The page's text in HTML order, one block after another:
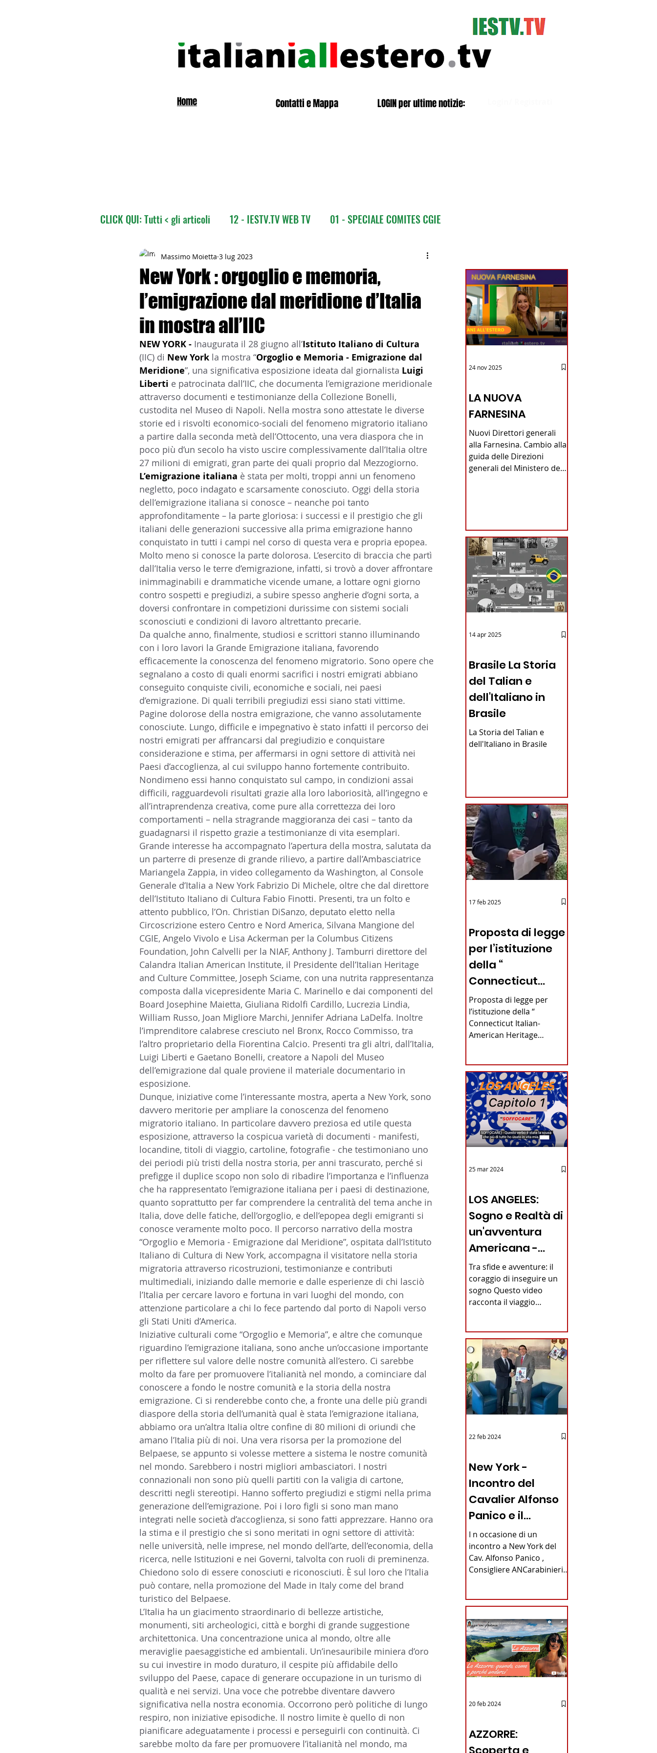
Home Contatti e Mappa LOGIN per ultime notizie:
CLICK QUI: Tutti < gli articoli 12 - IESTV.TV WEB TV 01 - SPECIALE COMITES CGIE
02 - TURISMO DELLE RADICI 03 - ITALIANI ALL'ESTERO 03 bis - Giro del Mondo
04 - ITALIANI ALL'ESTERO Europa 05 - ITALIANI ALL'ESTERO Africa
06 - ITALIANI ALL'ESTERO Asia 07 - ITALIANI ALL'ESTERO Australia
08 - ITALIANI IN OCEANIA 09 - ITALIANI ALL'ESTERO Nord Amer
11 - ITALIANI ALL'ESTERO Sud Amer 13 - ISTITUZIONI
14 - IIC IST. ITALIANO CULTURA 15 - AMBASCIATE CONSOLATI 16 - FARNESINA
17 - ASSOCIAZIONI 18 - MAPPE ITALIANI ALL'ESTERO 19 - EUROPA
20 - AMERICA 21 - AMERICA-CENTRO 22 - AMERICA DEL SUD 23 - AFRICA
24 - ASIA 25 - OCEANIA 26 - POLITICA 28 - PAPPAMONDO.TV
30 - LAVORO 31 - ICE ISTITUTO COMMERCIO ESTERO 32 - MADE IN ITALY
New York : orgoglio e memoria,
l’emigrazione dal meridione d’Italia
in mostra all’IIC
Massimo Moietta 3 lug 2023
NEW YORK - Inaugurata il 28 giugno all’Istituto Italiano di Cultura
(IIC) di New York la mostra “Orgoglio e Memoria - Emigrazione dal
Meridione”, una significativa esposizione ideata dal giornalista Luigi
Liberti e patrocinata dall’IIC, che documenta l’emigrazione meridionale
attraverso documenti e testimonianze della Collezione Bonelli,
custodita nel Museo di Napoli. Nella mostra sono attestate le diverse
storie ed i risvolti economico-sociali del fenomeno migratorio italiano
a partire dalla seconda metà dell’Ottocento, una vera diaspora che in
poco più d’un secolo ha visto uscire complessivamente dall’Italia oltre
27 milioni di emigrati, gran parte dei quali proprio dal Mezzogiorno.
L’emigrazione italiana è stata per molti, troppi anni un fenomeno
negletto, poco indagato e scarsamente conosciuto. Oggi della storia
dell’emigrazione italiana si conosce – neanche poi tanto
approfonditamente – la parte gloriosa: i successi e il prestigio che gli
italiani delle generazioni successive alla prima emigrazione hanno
conquistato in tutti i campi nel corso di questa vera e propria epopea.
Molto meno si conosce la parte dolorosa. L’esercito di braccia che partì
dall’Italia verso le terre d’emigrazione, infatti, si trovò a dover affrontare
inimmaginabili e drammatiche vicende umane, a lottare ogni giorno
contro sospetti e pregiudizi, a subire spesso angherie d’ogni sorta, a
doversi confrontare in competizioni durissime con sistemi sociali
sconosciuti e condizioni di lavoro altrettanto precarie.
Da qualche anno, finalmente, studiosi e scrittori stanno illuminando
con i loro lavori la Grande Emigrazione italiana, favorendo
efficacemente la conoscenza del fenomeno migratorio. Sono opere che
segnalano a costo di quali enormi sacrifici i nostri emigrati abbiano
conseguito conquiste civili, economiche e sociali, nei paesi
d’emigrazione. Di quali terribili pregiudizi essi siano stati vittime.
Pagine dolorose della nostra emigrazione, che vanno assolutamente
conosciute. Lungo, difficile e impegnativo è stato infatti il percorso dei
nostri emigrati per affrancarsi dal pregiudizio e conquistare
considerazione e stima, per affermarsi in ogni settore di attività nei
Paesi d’accoglienza, al cui sviluppo hanno fortemente contribuito.
Nondimeno essi hanno conquistato sul campo, in condizioni assai
difficili, ragguardevoli risultati grazie alla loro laboriosità, all’ingegno e
all’intraprendenza creativa, come pure alla correttezza dei loro
comportamenti – nella stragrande maggioranza dei casi – tanto da
guadagnarsi il rispetto grazie a testimonianze di vita esemplari.
Grande interesse ha accompagnato l’apertura della mostra, salutata da
un parterre di presenze di grande rilievo, a partire dall’Ambasciatrice
Mariangela Zappia, in video collegamento da Washington, al Console
Generale d’Italia a New York Fabrizio Di Michele, oltre che dal direttore
dell’Istituto Italiano di Cultura Fabio Finotti. Presenti, tra un folto e
attento pubblico, l’On. Christian DiSanzo, deputato eletto nella
Circoscrizione estero Centro e Nord America, Silvana Mangione del
CGIE, Angelo Vivolo e Lisa Ackerman per la Columbus Citizens
Foundation, John Calvelli per la NIAF, Anthony J. Tamburri direttore del
Calandra Italian American Institute, il Presidente dell’Italian Heritage
and Culture Committee, Joseph Sciame, con una nutrita rappresentanza
composta dalla vicepresidente Maria C. Marinello e dai componenti del
Board Josephine Maietta, Giuliana Ridolfi Cardillo, Lucrezia Lindia,
William Russo, Joan Migliore Marchi, Jennifer Adriana LaDelfa. Inoltre
l’imprenditore calabrese cresciuto nel Bronx, Rocco Commisso, tra
l’altro proprietario della Fiorentina Calcio. Presenti tra gli altri, dall’Italia,
Luigi Liberti e Gaetano Bonelli, creatore a Napoli del Museo
dell’emigrazione dal quale proviene il materiale documentario in
esposizione.
Dunque, iniziative come l’interessante mostra, aperta a New York, sono
davvero meritorie per ampliare la conoscenza del fenomeno
migratorio italiano. In particolare davvero preziosa ed utile questa
esposizione, attraverso la cospicua varietà di documenti - manifesti,
locandine, titoli di viaggio, cartoline, fotografie - che testimoniano uno
dei periodi più tristi della nostra storia, per anni trascurato, perché si
prefigge il duplice scopo non solo di ribadire l’importanza e l’influenza
che ha rappresentato l’emigrazione italiana per i paesi di destinazione,
quanto soprattutto per far comprendere la centralità del tema anche in
Italia, dove delle fatiche, dell’orgoglio, e dell’epopea degli emigranti si
conosce veramente molto poco. Il percorso narrativo della mostra
“Orgoglio e Memoria - Emigrazione dal Meridione”, ospitata dall’Istituto
Italiano di Cultura di New York, accompagna il visitatore nella storia
migratoria attraverso ricostruzioni, testimonianze e contributi
multimediali, iniziando dalle memorie e dalle esperienze di chi lasciò
l’Italia per cercare lavoro e fortuna in vari luoghi del mondo, con
attenzione particolare a chi lo fece partendo dal porto di Napoli verso
gli Stati Uniti d’America.
Iniziative culturali come “Orgoglio e Memoria”, e altre che comunque
riguardino l’emigrazione italiana, sono anche un’occasione importante
per riflettere sul valore delle nostre comunità all’estero. Ci sarebbe
molto da fare per promuovere l’italianità nel mondo, a cominciare dal
conoscere a fondo le nostre comunità e la storia della nostra
emigrazione. Ci si renderebbe conto che, a fronte una delle più grandi
diaspore della storia dell’umanità qual è stata l’emigrazione italiana,
abbiamo ora un’altra Italia oltre confine di 80 milioni di oriundi che
amano l’Italia più di noi. Una vera risorsa per la promozione del
Belpaese, se appunto si volesse mettere a sistema le nostre comunità
nel mondo. Sarebbero i nostri migliori ambasciatori. I nostri
connazionali non sono più quelli partiti con la valigia di cartone,
descritti negli stereotipi. Hanno sofferto pregiudizi e stigmi nella prima
generazione dell’emigrazione. Poi i loro figli si sono man mano
integrati nelle società d’accoglienza, si sono fatti apprezzare. Hanno ora
la stima e il prestigio che si sono meritati in ogni settore di attività:
nelle università, nelle imprese, nel mondo dell’arte, dell’economia, della
ricerca, nelle Istituzioni e nei Governi, talvolta con ruoli di preminenza.
Chiedono solo di essere conosciuti e riconosciuti. È sul loro che l’Italia
può contare, nella promozione del Made in Italy come del brand
turistico del Belpaese.
L’Italia ha un giacimento straordinario di bellezze artistiche,
monumenti, siti archeologici, città e borghi di grande suggestione
architettonica. Una concentrazione unica al mondo, oltre alle
meraviglie paesaggistiche ed ambientali. Un’inesauribile miniera d’oro
su cui investire in modo duraturo, il cespite più affidabile dello
sviluppo del Paese, capace di generare occupazione in un turismo di
qualità e nei servizi. Una voce che potrebbe diventare davvero
significativa nella nostra economia. Occorrono però politiche di lungo
respiro, non iniziative episodiche. Il nostro limite è quello di non
pianificare adeguatamente i processi e perseguirli con continuità. Ci
sarebbe molto da fare per promuovere l’italianità nel mondo, ma
LA NUOVA
FARNESINA
Nuovi Direttori generali
alla Farnesina. Cambio alla
guida delle Direzioni
generali del Ministero degli
proposte dal ministro
Antonio Tajani . NUOVA
DIREZIONE GENERALE
DELLA FARNESINA
24 nov 2025
Brasile La Storia
del Talian e
dell'Italiano in
Brasile
La Storia del Talian e
dell'Italiano in Brasile
14 apr 2025
Proposta di legge
per l’istituzione
della “
Connecticut
Italian-American
Heritage
Commission”
Connecticut
Proposta di legge per
l’istituzione della “
Connecticut Italian-
American Heritage
Alfonso...
17 feb 2025
LOS ANGELES:
Sogno e Realtà di
un'avventura
Americana -
VIDEO
Tra sfide e avventure: il
coraggio di inseguire un
sogno Questo video
racconta il viaggio
25 mar 2024
New York -
Incontro del
Cavalier Alfonso
Panico e il
Generale dei
Carabinieri
Fabrizio Parrulli
I n occasione di un
incontro a New York del
Cav. Alfonso Panico ,
Consigliere ANCarabinieri
22 feb 2024
AZZORRE:
20 feb 2024